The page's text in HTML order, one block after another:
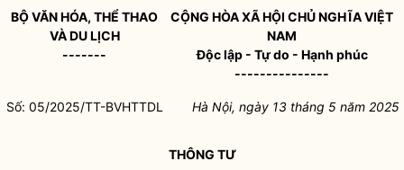
BỘ VĂN HÓA, THỂ THAO
VÀ DU LỊCH
-------
CỘNG HÒA XÃ HỘI CHỦ NGHĨA VIỆT
NAM
Độc lập - Tự do - Hạnh phúc
---------------
Số: 05/2025/TT-BVHTTDL Hà Nội, ngày 13 tháng 5 năm 2025
THÔNG TƯ